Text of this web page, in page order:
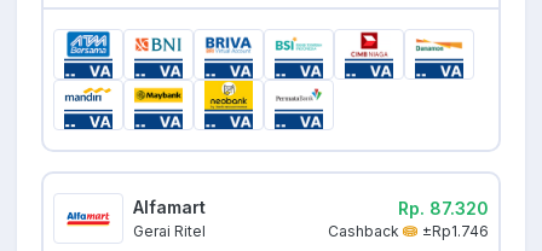
Alfamart
Gerai Ritel
Rp. 87.320
Cashback ±Rp1.746